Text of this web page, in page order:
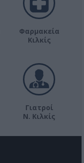
Φαρμακεία
Κιλκίς
Γιατροί
Ν. Κιλκίς